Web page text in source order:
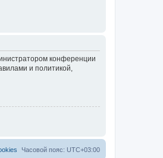
конференции
и политикой,
Часовой пояс: UTC+03:00